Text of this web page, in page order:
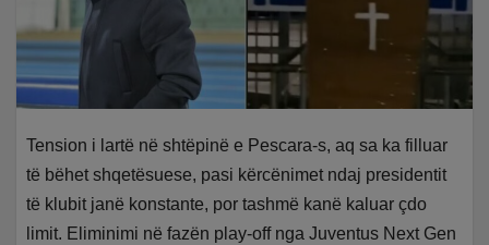
Tension i lartë në shtëpinë e Pescara-s, aq sa ka filluar
të bëhet shqetësuese, pasi kërcënimet ndaj presidentit
të klubit janë konstante, por tashmë kanë kaluar çdo
limit. Eliminimi në fazën play-off nga Juventus Next Gen